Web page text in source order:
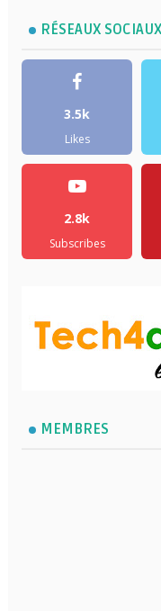
RÉSEAUX SOCIAUX
3.5k
Likes
2.8k
Subscribes
MEMBRES